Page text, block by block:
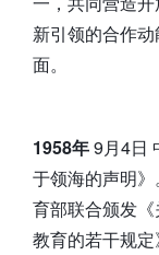
新引领的合作
面。
1958年9月4日
于领海的声明》
育部联合颁发
教育的若干规